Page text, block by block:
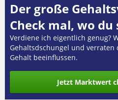
Der große
Check mal, wo du
Verdiene ich eigentlich genug?
Gehaltsdschungel und verraten
Gehalt beeinflussen.
Jetzt Marktwert